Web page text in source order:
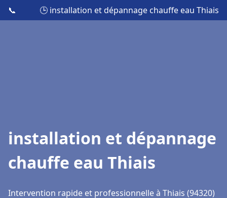
📞 🕒 installation et dépannage chauffe eau Thiais
installation et dépannage
chauffe eau Thiais
Intervention rapide et professionnelle à Thiais (94320)